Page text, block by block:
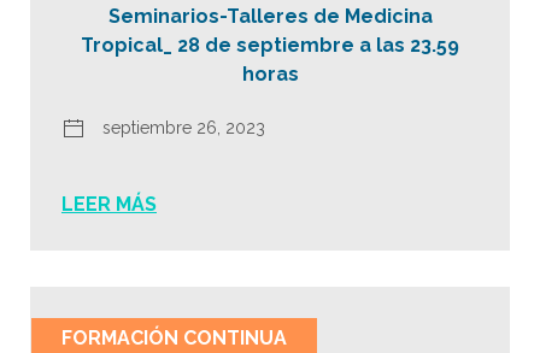
Seminarios-Talleres de Medicina
Tropical_ 28 de septiembre a las 23.59
horas
septiembre 26, 2023
LEER MÁS
FORMACIÓN CONTINUA